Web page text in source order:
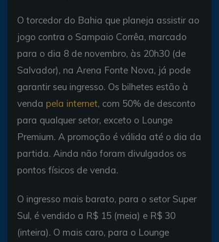
O torcedor do Bahia que planeja assistir ao
jogo contra o Sampaio Corrêa, marcado
para o dia 8 de novembro, às 20h30 (de
Salvador), na Arena Fonte Nova, já pode
garantir seu ingresso. Os bilhetes estão à
venda pela internet, com 50% de desconto
para qualquer setor, exceto o Lounge
Premium. A promoção é válida até o dia da
partida. Ainda não foram divulgados os
pontos físicos de venda.
O ingresso mais barato, para o setor Super
Sul, é vendido a R$ 15 (meia) e R$ 30
(inteira). O mais caro, para o Lounge